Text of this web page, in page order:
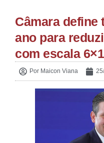
Câmara define
ano para
com escala 6×1
Por Maicon Viana